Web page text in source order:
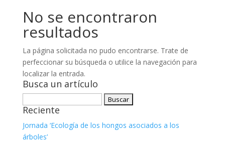
No se encontraron
resultados
La página solicitada no pudo encontrarse. Trate de
perfeccionar su búsqueda o utilice la navegación para
localizar la entrada.
Busca un artículo
Reciente
Jornada ‘Ecología de los hongos asociados a los
árboles’